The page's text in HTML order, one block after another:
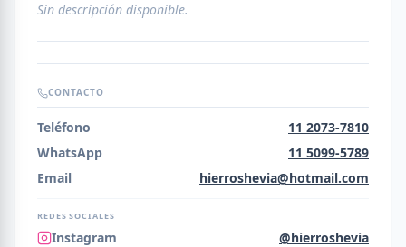
Sin descripción disponible.
CONTACTO
Teléfono
11 2073-7810
WhatsApp
11 5099-5789
Email
hierroshevia@hotmail.com
REDES SOCIALES
Instagram @hierroshevia